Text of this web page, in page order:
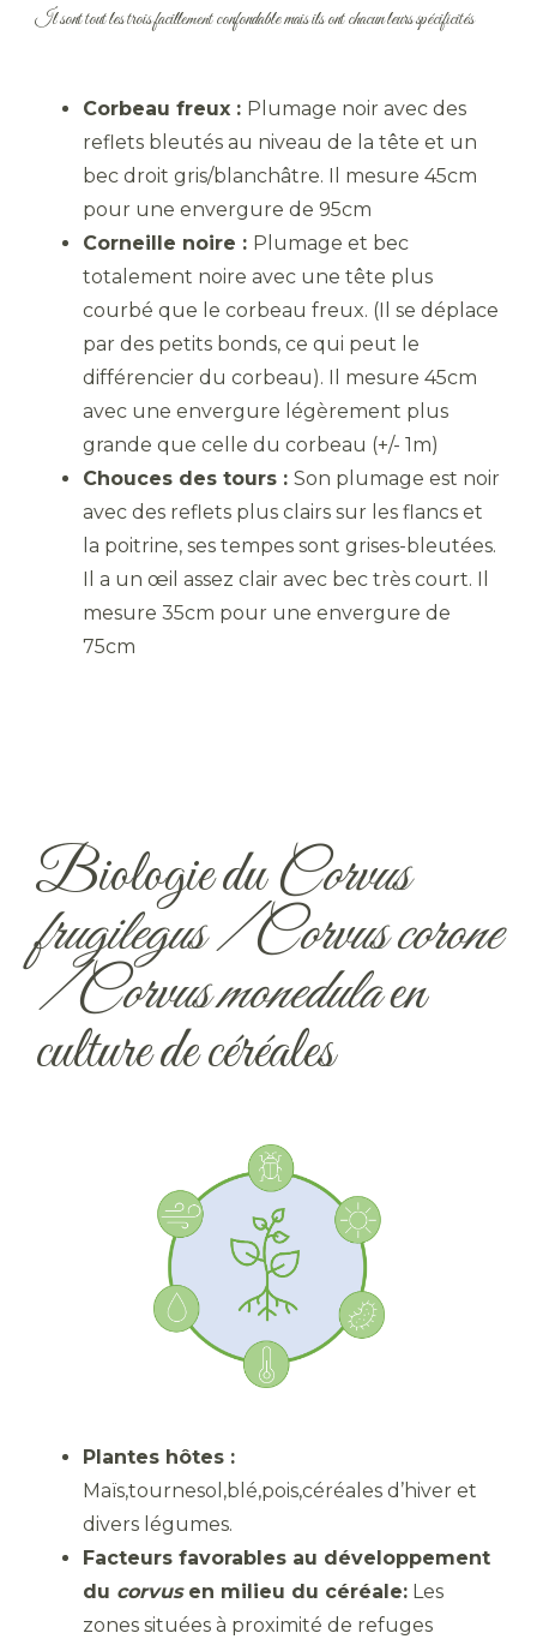
Il sont tout les trois facillement confondable mais ils ont chacun leurs spécificités
Corbeau freux : Plumage noir avec des
reflets bleutés au niveau de la tête et un
bec droit gris/blanchâtre. Il mesure 45cm
pour une envergure de 95cm
Corneille noire : Plumage et bec
totalement noire avec une tête plus
courbé que le corbeau freux. (Il se déplace
par des petits bonds, ce qui peut le
différencier du corbeau). Il mesure 45cm
avec une envergure légèrement plus
grande que celle du corbeau (+/- 1m)
Chouces des tours : Son plumage est noir
avec des reflets plus clairs sur les flancs et
la poitrine, ses tempes sont grises-bleutées.
Il a un œil assez clair avec bec très court. Il
mesure 35cm pour une envergure de
75cm
Biologie duCorvus
frugilegus / Corvus corone
/ Corvus monedulaen
culture de céréales
Plantes hôtes :
Maïs,tournesol,blé,pois,céréales d’hiver et
divers légumes.
Facteurs favorables au développement
du corvusen milieu du céréale: Les
zones situées à proximité de refuges